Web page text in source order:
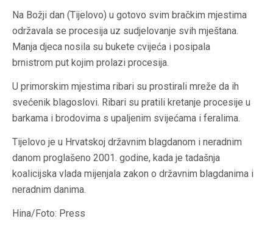
Na Božji dan (Tijelovo) u gotovo svim bračkim mjestima
održavala se procesija uz sudjelovanje svih mještana.
Manja djeca nosila su bukete cvijeća i posipala
brnistrom put kojim prolazi procesija.
U primorskim mjestima ribari su prostirali mreže da ih
svećenik blagoslovi. Ribari su pratili kretanje procesije u
barkama i brodovima s upaljenim svijećama i feralima.
Tijelovo je u Hrvatskoj državnim blagdanom i neradnim
danom proglašeno 2001. godine, kada je tadašnja
koalicijska vlada mijenjala zakon o državnim blagdanima i
neradnim danima.
Hina/Foto: Press